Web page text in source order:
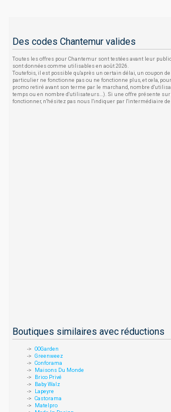
Des codes Chantemur valides
Toutes les offres pour Chantemur sont testées avant leur
sont données comme utilisables en août 2026.
Toutefois, il est possible qu'après un certain délai, un coupon
particulier ne fonctionne pas ou ne fonctionne plus, et cela,
promo retiré avant son terme par le marchand, nombre
temps ou en nombre d'utilisateurs...). Si une offre présente sur
fonctionner, n'hésitez pas nous l'indiquer par l'intermédiaire
Boutiques similaires avec réductions
OOGarden
Greenweez
Conforama
Maisons Du Monde
Brico Privé
Baby Walz
Lapeyre
Castorama
Matelpro